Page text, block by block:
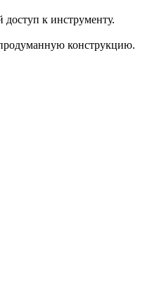
к инструменту.
конструкцию.